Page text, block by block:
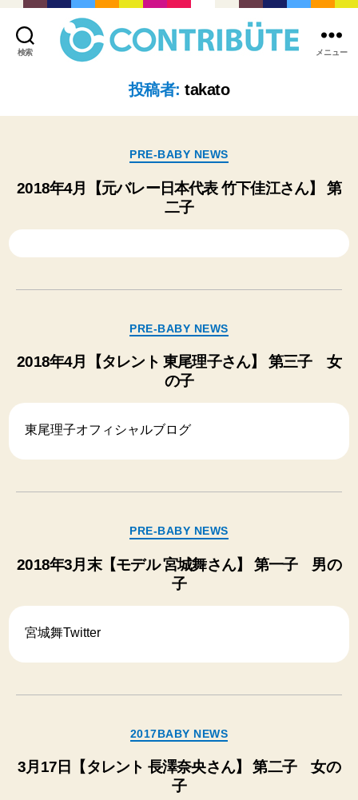
検索
式
社
ン
ト
リ
ビ
ュ
ー
(
)
メニュー
投稿者: takato
カ
テ
ゴ
リ
ー
PRE-BABY NEWS
2018年4月【元バレー日本代表 竹下佳江さん】 第
二子
カ
テ
ゴ
リ
ー
PRE-BABY NEWS
2018年4月【タレント 東尾理子さん】 第三子 女
の子
東尾理子オフィシャルブログ
カ
テ
ゴ
リ
ー
PRE-BABY NEWS
2018年3月末【モデル 宮城舞さん】 第一子 男の
子
宮城舞Twitter
カ
テ
ゴ
リ
ー
2017BABY NEWS
3月17日【タレント 長澤奈央さん】 第二子 女の
子